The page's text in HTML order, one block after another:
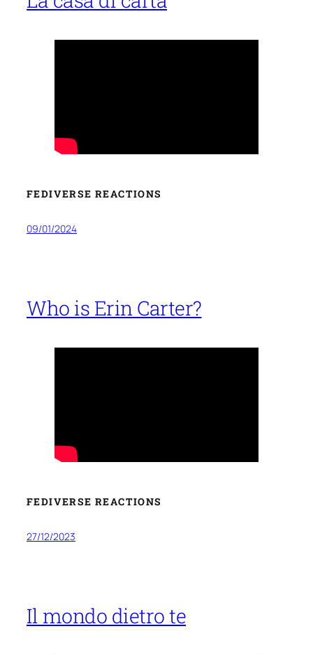
FEDIVERSE REACTIONS
09/01/2024
Who is Erin Carter?
FEDIVERSE REACTIONS
27/12/2023
Il mondo dietro te